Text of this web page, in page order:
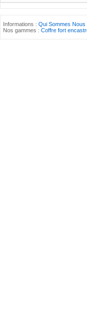
Informations :Qui Sommes Nous
Nos gammes :Coffre fort